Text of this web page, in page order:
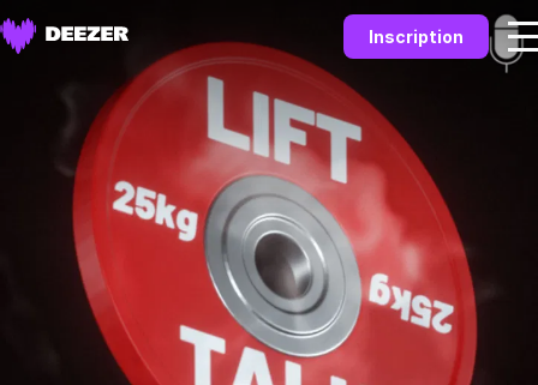
Inscription